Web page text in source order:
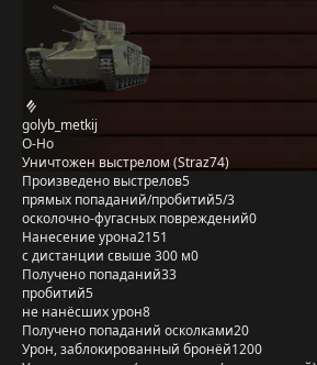
golyb_metkij
O-Ho
Уничтожен выстрелом (Straz74)
Произведено выстрелов5
прямых попаданий/пробитий5/3
осколочно-фугасных повреждений0
Нанесение урона2151
с дистанции свыше 300 м0
Получено попаданий33
пробитий5
не нанёсших урон8
Получено попаданий осколками20
Урон, заблокированный бронёй1200